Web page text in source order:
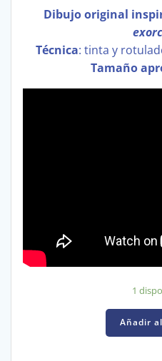
Dibujo original
Técnica: tinta y
Tamaño
1
exorcista
Añadir